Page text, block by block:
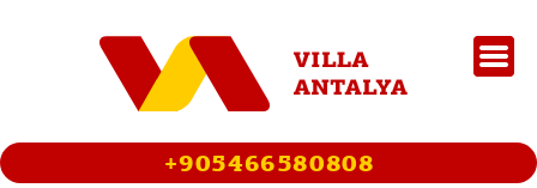
+905466580808